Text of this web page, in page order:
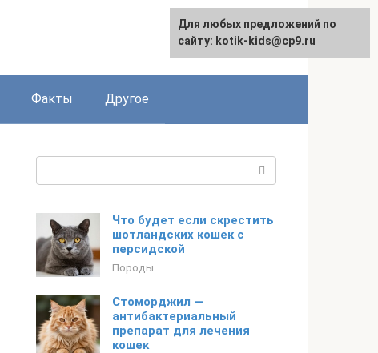
Факты Другое
Что будет если скрестить
шотландских кошек с
персидской
Породы
Стоморджил —
антибактериальный
препарат для лечения
кошек
Для любых предложений по
сайту: kotik-kids@cp9.ru